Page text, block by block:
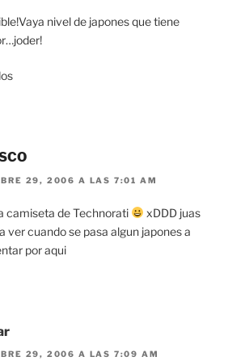
nivel de japones que tiene
29, 2006 A LAS 7:01 AM
camiseta de Technorati
xDDD juas
ver cuando se pasa algun japones a
por aqui
29, 2006 A LAS 7:09 AM